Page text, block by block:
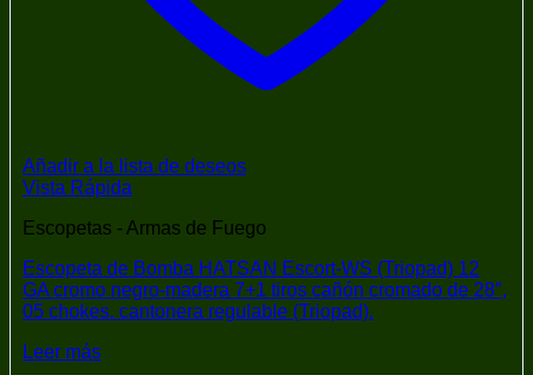
Añadir a la lista de deseos
Vista Rápida
Escopetas - Armas de Fuego
Escopeta de Bomba HATSAN Escort-WS (Triopad) 12
GA cromo negro-madera 7+1 tiros cañón cromado de 28″,
05 chokes. cantonera regulable (Triopad).
Leer más